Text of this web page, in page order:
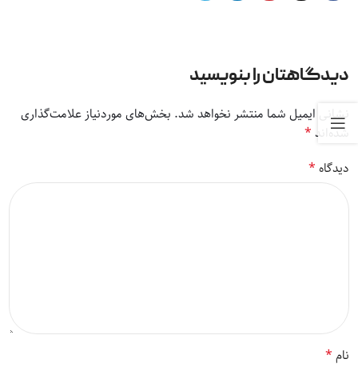
دیدگاهتان را بنویسید
نشانی ایمیل شما منتشر نخواهد شد. بخش‌های موردنیاز علامت‌گذاری
شده‌اند*
دیدگاه*
نام*